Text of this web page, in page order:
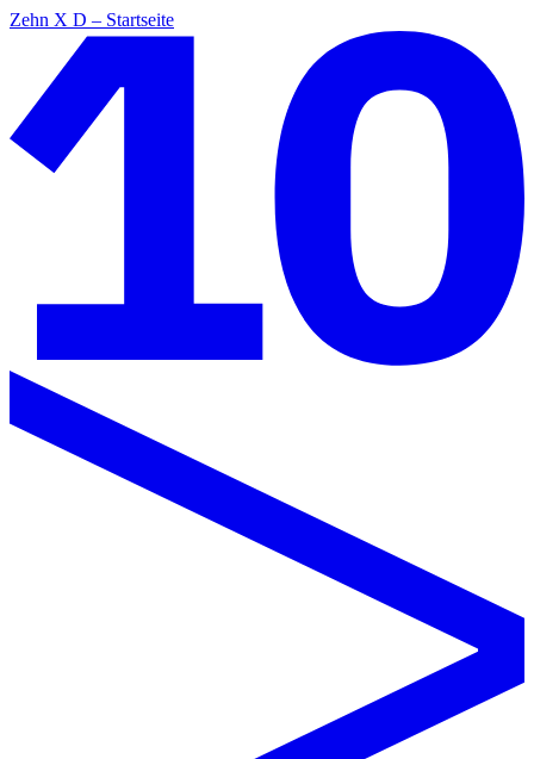
Zehn X D – Startseite